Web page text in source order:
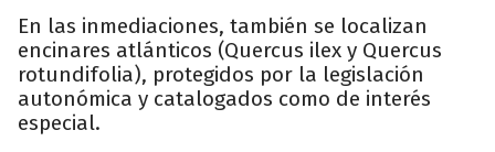
En las inmediaciones, también se localizan
encinares atlánticos (Quercus ilex y Quercus
rotundifolia), protegidos por la legislación
autonómica y catalogados como de interés
especial.